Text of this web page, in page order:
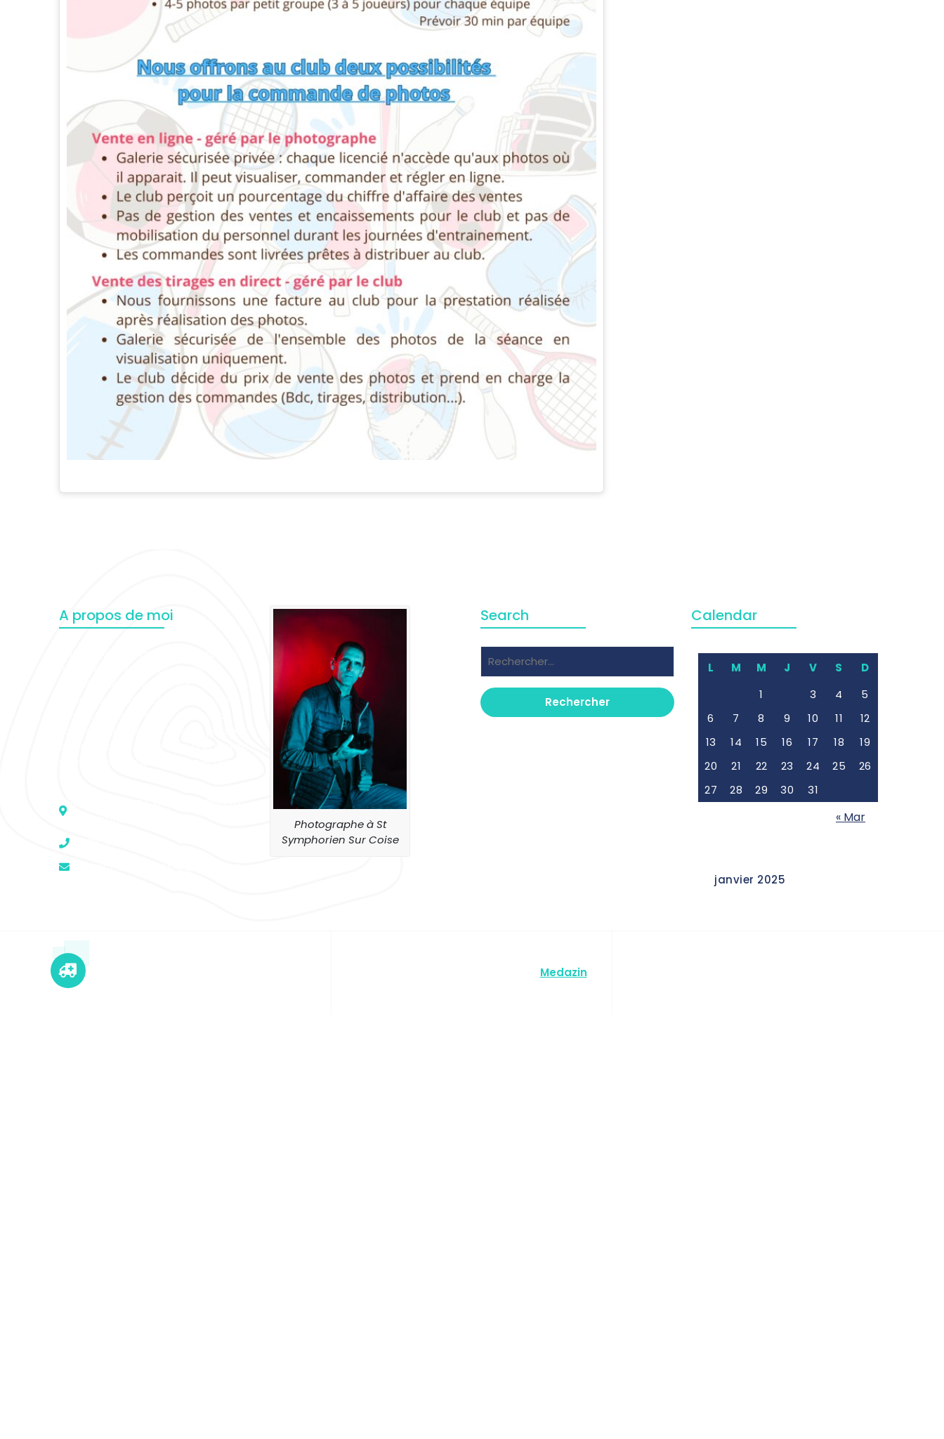
A propos de moi
Photographe à St
Symphorien Sur Coise
Search Calendar
janvier 2025
L M M J V S
D
1
3 4
5
6
7 8 9 10 11
12
13
14 15 16 17 18
19
20
21 22 23 24 25
26
27
28 29 30 31
« Mar
Medazin